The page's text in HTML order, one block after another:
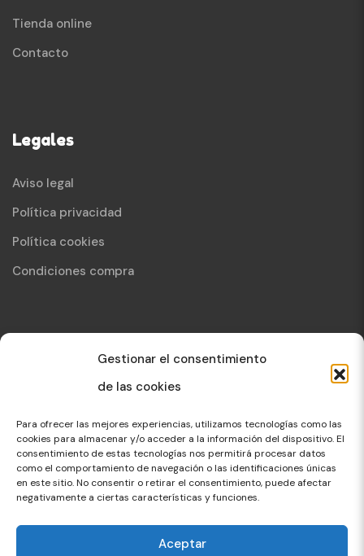
Gestionar el consentimiento
de las cookies
Para ofrecer las mejores experiencias, utilizamos tecnologías como las
cookies para almacenar y/o acceder a la información del dispositivo. El
consentimiento de estas tecnologías nos permitirá procesar datos
como el comportamiento de navegación o las identificaciones únicas
en este sitio. No consentir o retirar el consentimiento, puede afectar
negativamente a ciertas características y funciones.
Aceptar
Tienda online
Contacto
Legales
Aviso legal
Política privacidad
Política cookies
Condiciones compra
info@mejorandocadadia.org
654 157 099
0